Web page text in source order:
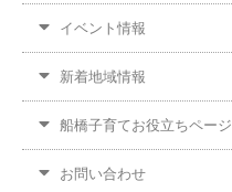
イベント情報
新着地域情報
船橋子育てお役立ちページ
お問い合わせ